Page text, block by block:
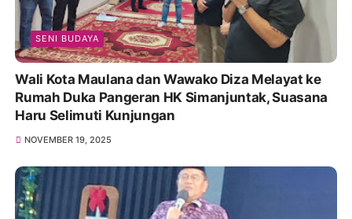
SENI BUDAYA
Wali Kota Maulana dan Wawako Diza Melayat ke
Rumah Duka Pangeran HK Simanjuntak, Suasana
Haru Selimuti Kunjungan
NOVEMBER 19, 2025